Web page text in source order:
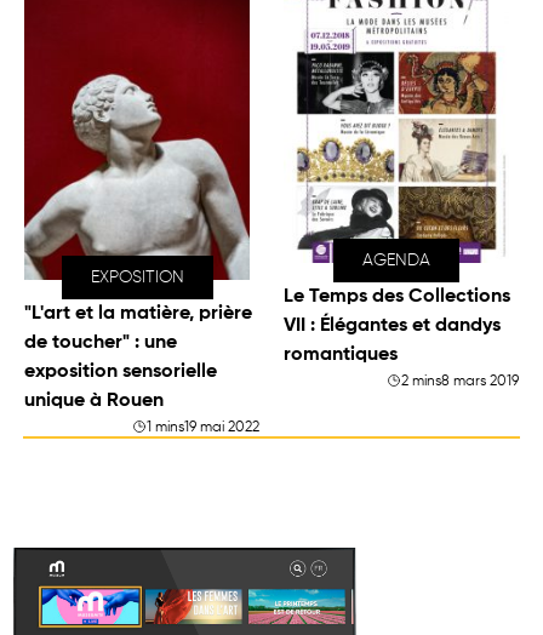
EXPOSITION
"L'art et la matière, prière
de toucher" : une
exposition sensorielle
unique à Rouen
1 mins19 mai 2022
AGENDA
Le Temps des Collections
VII : Élégantes et dandys
romantiques
2 mins8 mars 2019